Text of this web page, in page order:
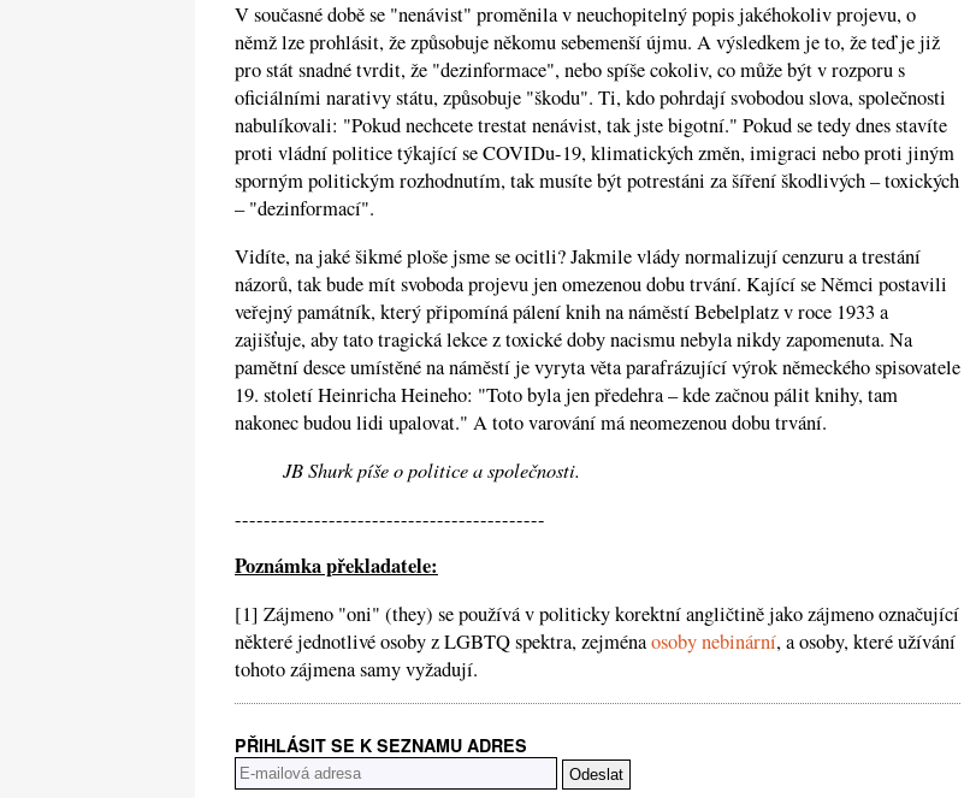
V současné době se "nenávist" proměnila v neuchopitelný popis jakéhokoliv projevu, o
němž lze prohlásit, že způsobuje někomu sebemenší újmu. A výsledkem je to, že teď je již
pro stát snadné tvrdit, že "dezinformace", nebo spíše cokoliv, co může být v rozporu s
oficiálními narativy státu, způsobuje "škodu". Ti, kdo pohrdají svobodou slova, společnosti
nabulíkovali: "Pokud nechcete trestat nenávist, tak jste bigotní." Pokud se tedy dnes stavíte
proti vládní politice týkající se COVIDu-19, klimatických změn, imigraci nebo proti jiným
sporným politickým rozhodnutím, tak musíte být potrestáni za šíření škodlivých – toxických
– "dezinformací".
Vidíte, na jaké šikmé ploše jsme se ocitli? Jakmile vlády normalizují cenzuru a trestání
názorů, tak bude mít svoboda projevu jen omezenou dobu trvání. Kající se Němci postavili
veřejný památník, který připomíná pálení knih na náměstí Bebelplatz v roce 1933 a
zajišťuje, aby tato tragická lekce z toxické doby nacismu nebyla nikdy zapomenuta. Na
pamětní desce umístěné na náměstí je vyryta věta parafrázující výrok německého spisovatele
19. století Heinricha Heineho: "Toto byla jen předehra – kde začnou pálit knihy, tam
nakonec budou lidi upalovat." A toto varování má neomezenou dobu trvání.
JB Shurk píše o politice a společnosti.
-------------------------------------------
Poznámka překladatele:
[1] Zájmeno "oni" (they) se používá v politicky korektní angličtině jako zájmeno označující
některé jednotlivé osoby z LGBTQ spektra, zejménaosoby nebinární, a osoby, které užívání
tohoto zájmena samy vyžadují.
PŘIHLÁSIT SE K SEZNAMU ADRES